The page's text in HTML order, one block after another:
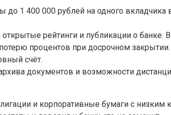
до 1 400 000 рублей на одного
рейтинги и публикации о банке.
процентов при досрочном
счёт.
документов и возможности
и корпоративные бумаги с